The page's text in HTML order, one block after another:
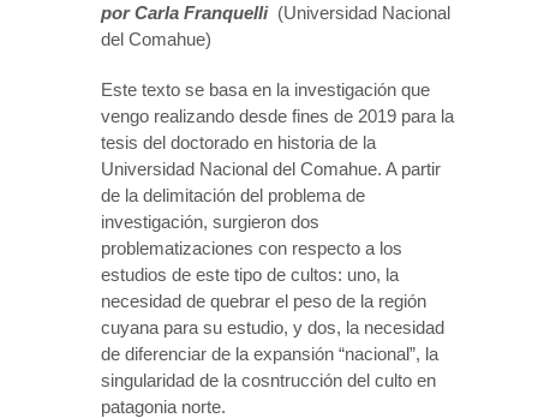
por Carla Franquelli (Universidad Nacional
del Comahue)
Este texto se basa en la investigación que
vengo realizando desde fines de 2019 para la
tesis del doctorado en historia de la
Universidad Nacional del Comahue. A partir
de la delimitación del problema de
investigación, surgieron dos
problematizaciones con respecto a los
estudios de este tipo de cultos: uno, la
necesidad de quebrar el peso de la región
cuyana para su estudio, y dos, la necesidad
de diferenciar de la expansión “nacional”, la
singularidad de la cosntrucción del culto en
patagonia norte.